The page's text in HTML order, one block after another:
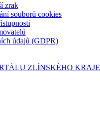
zrak
souborů cookies
údajů (GDPR)
ZLÍNSKÉHO KRAJE